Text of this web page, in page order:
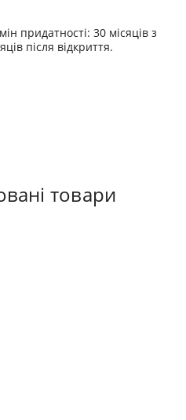
придатності: 30 місяців з
після відкриття.
товари